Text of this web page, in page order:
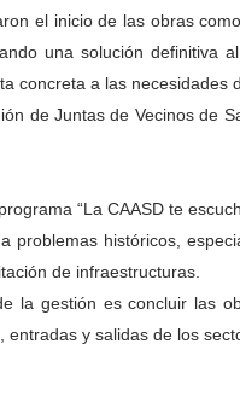
el inicio de las obras
una solución definitiva
concreta a las necesidades
de Juntas de Vecinos de
“La CAASD te
problemas históricos,
de infraestructuras.
la gestión es concluir las
y salidas de los